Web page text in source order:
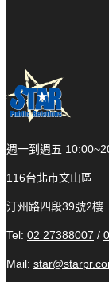
週一到週五
116台北市文山區
汀州路四段39號2樓
Tel: 02 27388007 /
Mail: